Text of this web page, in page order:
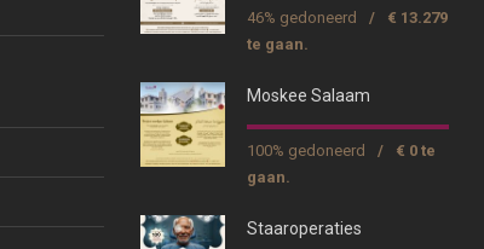
46% gedoneerd /
€ 13.279
te gaan.
Moskee Salaam
100% gedoneerd /
€ 0 te
gaan.
Staaroperaties